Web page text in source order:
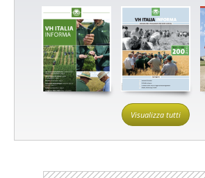
Visualizza tutti